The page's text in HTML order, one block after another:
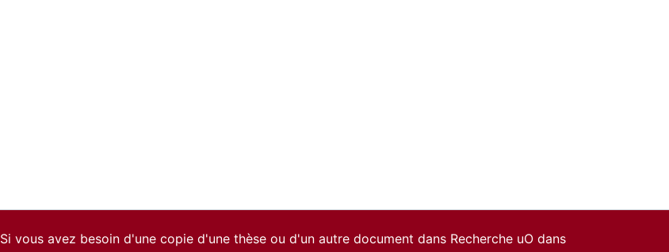
Si vous avez besoin d'une copie d'une thèse ou d'un autre document dans Recherche uO dans